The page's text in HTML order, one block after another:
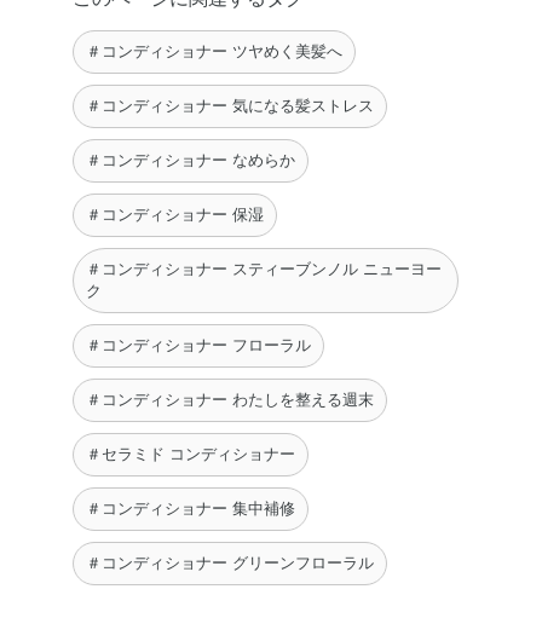
＃コンディショナー ツヤめく美髪へ
＃コンディショナー 気になる髪ストレス
＃コンディショナー なめらか
＃コンディショナー 保湿
＃コンディショナー スティーブンノル ニューヨー
ク
＃コンディショナー フローラル
＃コンディショナー わたしを整える週末
＃セラミド コンディショナー
＃コンディショナー 集中補修
＃コンディショナー グリーンフローラル